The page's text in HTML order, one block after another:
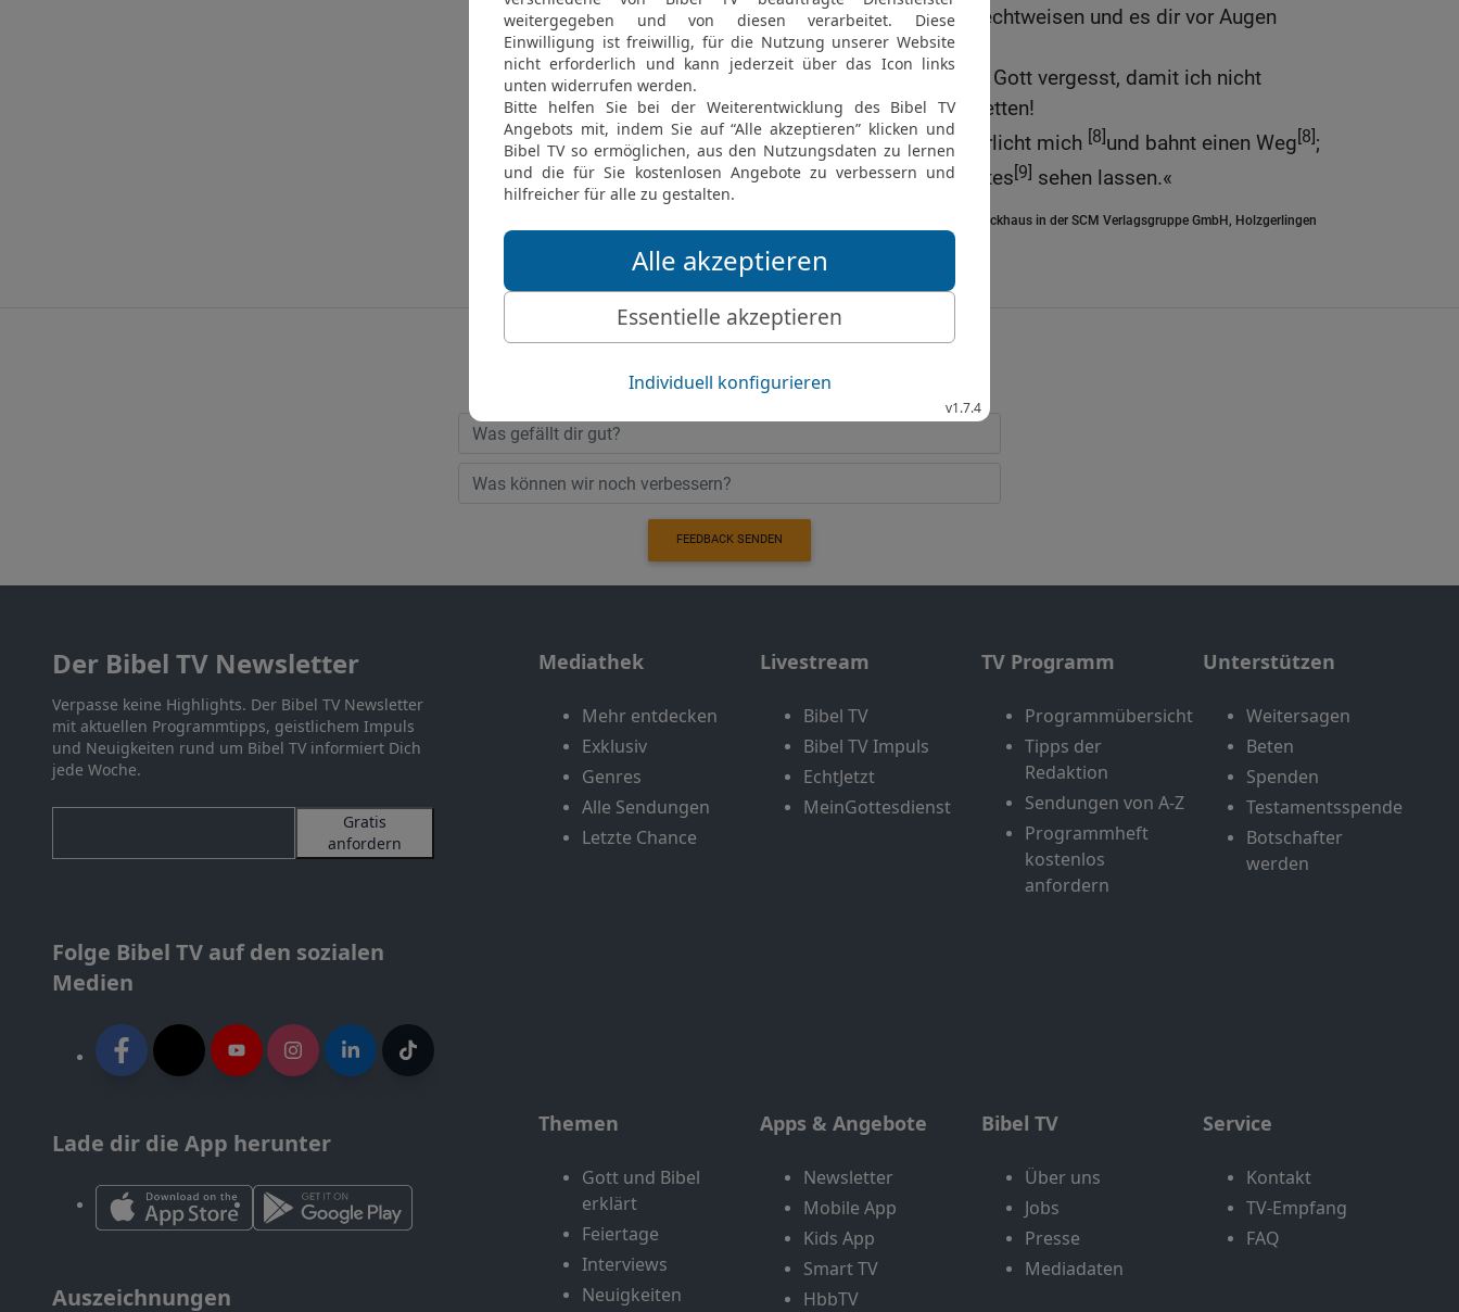
wie du. Ich werde dich zurechtweisen und es dir vor Augen
stellen.
22 Merkt doch dies, die ihr Gott vergesst, damit ich nicht
zerreiße, und keiner kann retten!
23 Wer Dank opfert, verherrlicht mich [8]und bahnt einen Weg[8];
ihn werde ich das Heil Gottes[9] sehen lassen.«
Elberfelder Bibel 2006, © 2006 SCM R.Brockhaus in der SCM Verlagsgruppe GmbH, Holzgerlingen
Bewertung der Bibelthek
FEEDBACK SENDEN
Der Bibel TV Newsletter
Verpasse keine Highlights. Der Bibel TV Newsletter
mit aktuellen Programmtipps, geistlichem Impuls
und Neuigkeiten rund um Bibel TV informiert Dich
jede Woche.
Gratis
anfordern
Folge Bibel TV auf den sozialen
Medien
Lade dir die App herunter
Auszeichnungen
Mediathek
Mehr entdecken
Exklusiv
Genres
Alle Sendungen
Letzte Chance
Livestream
Bibel TV
Bibel TV Impuls
EchtJetzt
MeinGottesdienst
TV Programm
Programmübersicht
Tipps der
Redaktion
Sendungen von A-Z
Programmheft
kostenlos
anfordern
Unterstützen
Weitersagen
Beten
Spenden
Testamentsspende
Botschafter
werden
Themen
Gott und Bibel
erklärt
Feiertage
Interviews
Neuigkeiten
Apps & Angebote
Newsletter
Mobile App
Kids App
Smart TV
HbbTV
Bibel TV
Über uns
Jobs
Presse
Mediadaten
Service
Kontakt
TV-Empfang
FAQ